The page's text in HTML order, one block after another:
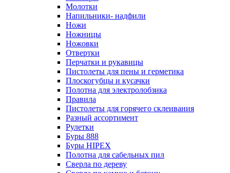
Молотки
Напильники- надфили
Ножи
Ножницы
Ножовки
Отвертки
Перчатки и рукавицы
Пистолеты для пены и герметика
Плоскогубцы и кусачки
Полотна для электролобзика
Правила
Пистолеты для горячего склеивания
Разный ассортимент
Рулетки
Буры 888
Буры HIPEX
Полотна для сабельных пил
Сверла по дереву